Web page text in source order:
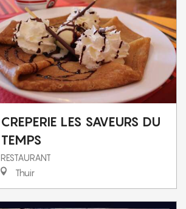
CREPERIE LES SAVEURS DU
TEMPS
RESTAURANT
Thuir